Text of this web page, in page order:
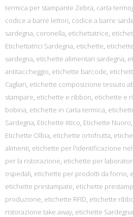
termica per stampante Zebra, carta
codice a barre lettori, codice a barre
sardegna, coronella, etichettatrice,
Etichettatrici Sardegna, etichette,
sardegna, etichette alimentari sardegna,
antitaccheggio, etichette barcode,
Cagliari, etichette composizione tessuto
stampare, etichette e ribbon, etichette e
bobina, etichette in carta termica,
Sardegna, Etichette ittico, Etichette Nuoro,
Etichette Olbia, etichette ortofrutta,
alimenti, etichette per l'identificazione
per la ristorazione, etichette per
ospedali, etichette per prodotti da forno,
etichette prestampate, etichette
produzione, etichette RFID, etichette
ristorazione take away, etichette Sardegna